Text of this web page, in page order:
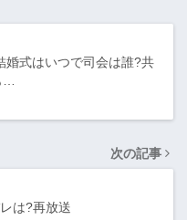
婚式はいつで司会は誰?共
次の記事
は?再放送